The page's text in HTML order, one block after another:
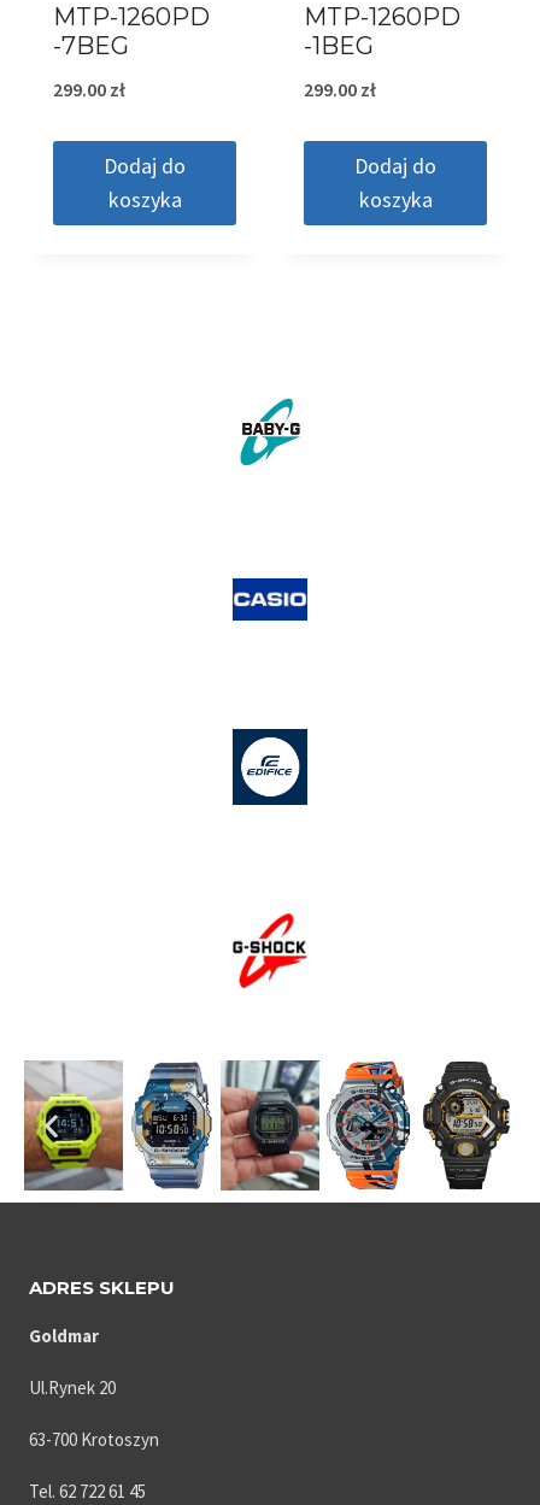
MTP-1260PD
-7BEG
299.00 zł
Dodaj do
koszyka
MTP-1260PD
-1BEG
299.00 zł
Dodaj do
koszyka
ADRES SKLEPU
Goldmar
Ul.Rynek 20
63-700 Krotoszyn
Tel. 62 722 61 45